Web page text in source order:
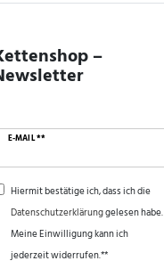
–
E-MAIL **
Hiermit bestätige ich, dass ich die
Daten­schutz­erklärunggelesen habe.
Meine Einwilligung kann ich
jederzeit widerrufen.**